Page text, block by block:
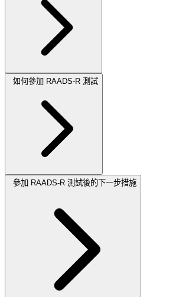
如何參加 RAADS-R 測試
參加 RAADS-R 測試後的下一步措施